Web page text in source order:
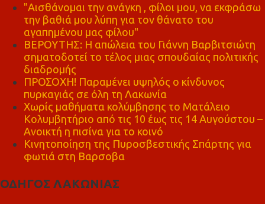
"Αισθάνομαι την ανάγκη , φίλοι μου, να εκφράσω
την βαθιά μου λύπη για τον θάνατο του
αγαπημένου μας φίλου"
ΒΕΡΟΥΤΗΣ: Η απώλεια του Γιάννη Βαρβιτσιώτη
σηματοδοτεί το τέλος μιας σπουδαίας πολιτικής
διαδρομής
ΠΡΟΣΟΧΗ! Παραμένει υψηλός ο κίνδυνος
πυρκαγιάς σε όλη τη Λακωνία
Χωρίς μαθήματα κολύμβησης το Ματάλειο
Κολυμβητήριο από τις 10 έως τις 14 Αυγούστου –
Ανοικτή η πισίνα για το κοινό
Κινητοποίηση της Πυροσβεστικής Σπάρτης για
φωτιά στη Βαρσοβα
ΟΔΗΓΟΣ ΛΑΚΩΝΙΑΣ